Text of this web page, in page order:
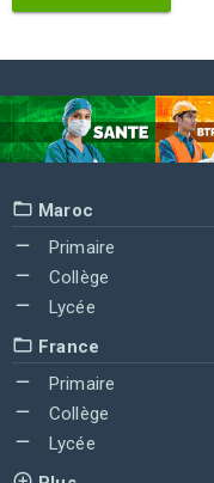
Maroc
Primaire
Collège
Lycée
France
Primaire
Collège
Lycée